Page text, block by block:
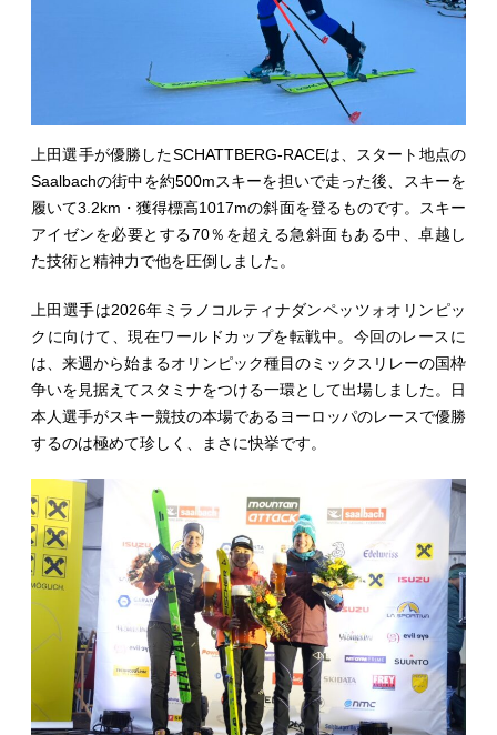
上田選手が優勝したSCHATTBERG-RACEは、スタート地点の
Saalbachの街中を約500mスキーを担いで走った後、スキーを
履いて3.2km・獲得標高1017mの斜面を登るものです。スキー
アイゼンを必要とする70％を超える急斜面もある中、卓越し
た技術と精神力で他を圧倒しました。
上田選手は2026年ミラノコルティナダンペッツォオリンピッ
クに向けて、現在ワールドカップを転戦中。今回のレースに
は、来週から始まるオリンピック種目のミックスリレーの国枠
争いを見据えてスタミナをつける一環として出場しました。日
本人選手がスキー競技の本場であるヨーロッパのレースで優勝
するのは極めて珍しく、まさに快挙です。